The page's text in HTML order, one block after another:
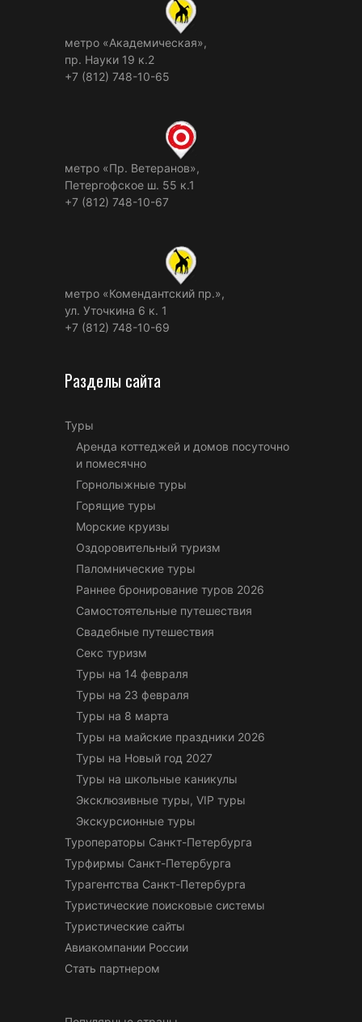
метро «Академическая»,
пр. Науки 19 к.2
+7 (812) 748-10-65
метро «Пр. Ветеранов»,
Петергофское ш. 55 к.1
+7 (812) 748-10-67
метро «Комендантский пр.»,
ул. Уточкина 6 к. 1
+7 (812) 748-10-69
Разделы сайта
Туры
Аренда коттеджей и домов посуточно
и помесячно
Горнолыжные туры
Горящие туры
Морские круизы
Оздоровительный туризм
Паломнические туры
Раннее бронирование туров 2026
Самостоятельные путешествия
Свадебные путешествия
Секс туризм
Туры на 14 февраля
Туры на 23 февраля
Туры на 8 марта
Туры на майские праздники 2026
Туры на Новый год 2027
Туры на школьные каникулы
Эксклюзивные туры, VIP туры
Экскурсионные туры
Туроператоры Санкт-Петербурга
Турфирмы Санкт-Петербурга
Турагентства Санкт-Петербурга
Туристические поисковые системы
Туристические сайты
Авиакомпании России
Стать партнером